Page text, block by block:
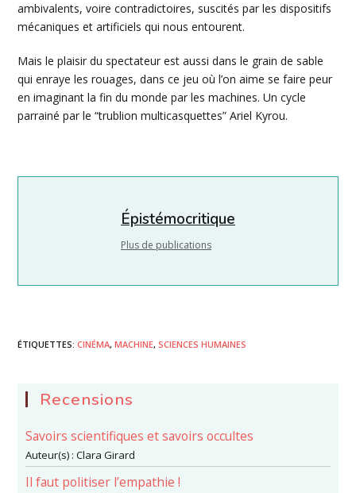
ambivalents, voire contradictoires, suscités par les dispositifs
mécaniques et artificiels qui nous entourent.
Mais le plaisir du spectateur est aussi dans le grain de sable
qui enraye les rouages, dans ce jeu où l’on aime se faire peur
en imaginant la fin du monde par les machines. Un cycle
parrainé par le “trublion multicasquettes” Ariel Kyrou.
Épistémocritique
Plus de publications
ÉTIQUETTES:CINÉMA, MACHINE, SCIENCES HUMAINES
Recensions
Savoirs scientifiques et savoirs occultes
Auteur(s) :Clara Girard
Il faut politiser l’empathie !